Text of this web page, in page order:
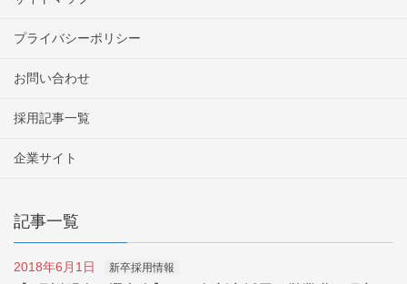
プライバシーポリシー
お問い合わせ
採用記事一覧
企業サイト
記事一覧
2018年6月1日 新卒採用情報